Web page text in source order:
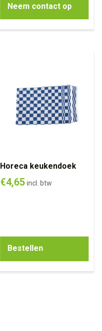
Neem contact op
Horeca keukendoek
€4,65 incl. btw
Bestellen